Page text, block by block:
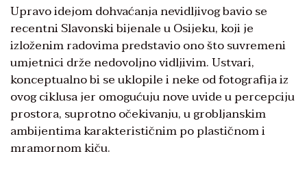
Upravo idejom dohvaćanja ne­vidljivog bavio se
recentni Sla­vonski bijenale u Osijeku, koji je
izloženim radovima predstavio ono što suvremeni
umjetnici drže nedovoljno vidljivim. Ustvari,
konceptualno bi se uklopile i neke od fotografija iz
ovog ciklusa jer omogućuju nove uvide u percepci­ju
prostora, suprotno očekivanju, u grobljanskim
ambijentima karakterističnim po plastičnom i
mramornom kiču.